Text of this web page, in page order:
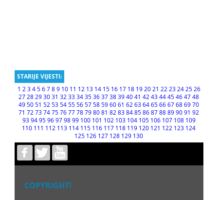
STARIJE VIJESTI:
1 23456789 10 11 12 13 14 15 16 17 18 192021 2223242526
27 28 29 30 31 32 33 34 35 36 37 38 39 40 41 42 43 44 45 46 47 48
49 50 51 52 53 54 55 56 57 58 59 60 61 62 63 64 65 66 67 68 69 70
71 72 73 74 75 76 77 78 79 80 81 82 83 84 85 86 87 88 89 90 91 92
93949596979899 100 101 102 103 104 105 106 107 108 109
110 111 112 113 114 115 116 117 118 119 120 121 122 123 124
125 126 127 128 129 130
COPYRIGHT!